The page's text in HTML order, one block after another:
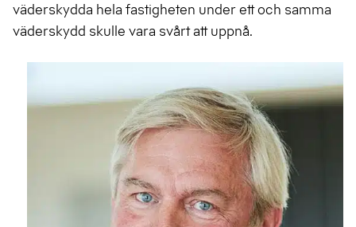
väderskydda hela fastigheten under ett och samma
väderskydd skulle vara svårt att uppnå.